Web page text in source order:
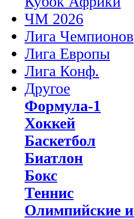
ЧМ 2026
Лига Чемпионов
Лига Европы
Лига Конф.
Другое
Формула-1
Хоккей
Баскетбол
Биатлон
Бокс
Теннис
Олимпийские